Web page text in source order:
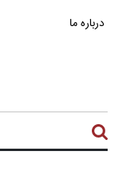
درباره ما